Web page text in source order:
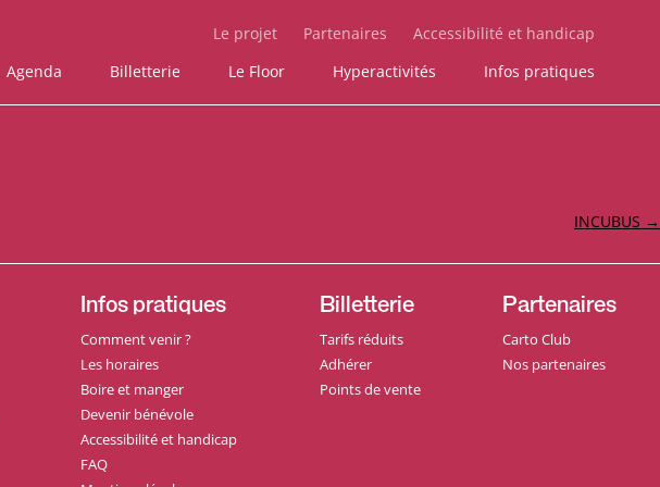
Le projet Partenaires
Accessibilité et handicap
Agenda
Billetterie Le Floor Hyperactivités Infos pratiques
INCUBUS →
Infos pratiques
Comment venir ?
Les horaires
Boire et manger
Devenir bénévole
Accessibilité et handicap
FAQ
Billetterie
Tarifs réduits
Adhérer
Points de vente
Partenaires
Carto Club
Nos partenaires